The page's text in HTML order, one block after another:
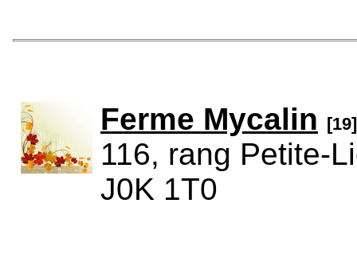
Ferme Mycalin [19]
116, rang Petite-
J0K 1T0